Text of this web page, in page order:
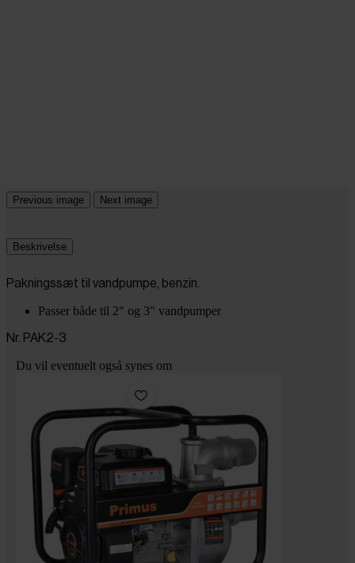
Previous image Next image
Beskrivelse
Pakningssæt til vandpumpe, benzin.
Passer både til 2" og 3" vandpumper
Nr. PAK2-3
Du vil eventuelt også synes om